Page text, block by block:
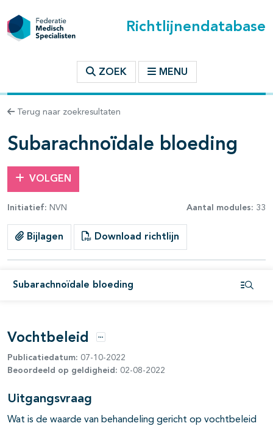
Richtlijnendatabase
ZOEK MENU
Terug naar zoekresultaten
Subarachnoïdale bloeding
VOLGEN
Initiatief: NVN Aantal modules: 33
Bijlagen Download richtlijn
Subarachnoïdale bloeding
binnen deze richtlijn
open- en dichtklappen
open- en dichtklappen
Vochtbeleid Opties
Publicatiedatum: 07-10-2022
Beoordeeld op geldigheid: 02-08-2022
Uitgangsvraag
Wat is de waarde van behandeling gericht op vochtbeleid